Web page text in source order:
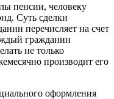
пенсии, человеку
Суть сделки
перечисляет на счет
гражданин
не только
производит его
оформления